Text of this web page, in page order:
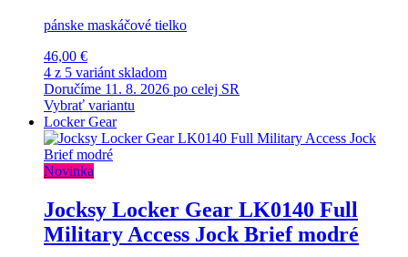
pánske maskáčové tielko
46,00 €
4 z 5 variánt skladom
Doručíme 11. 8. 2026 po celej SR
Vybrať variantu
Locker Gear
Novinka
Jocksy Locker Gear LK0140 Full
Military Access Jock Brief modré